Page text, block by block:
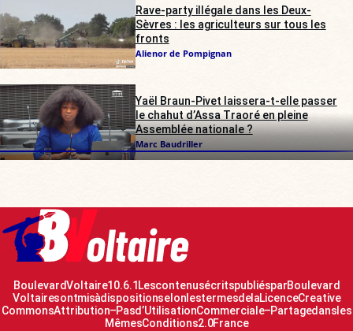
Rave-party illégale dans les Deux-
Sèvres : les agriculteurs sur tous les
fronts
Alienor de Pompignan
Yaël Braun-Pivet laissera-t-elle passer
le chahut d’Assa Traoré en pleine
Assemblée nationale ?
Marc Baudriller
Boulevard Voltaire 10.6.1 Les contenus écrits publiés par Boulevard
Voltaire sont mis à disposition selon les termes de la Licence Creative
Commons Attribution – Pas d’Utilisation Commerciale – Partage dans les
Mêmes Conditions 2.0 France